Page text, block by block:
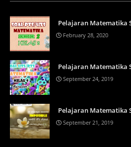
Pelajaran Matematika
February 28, 2020
Pelajaran Matematika
September 24, 2019
Pelajaran Matematika
September 21, 2019